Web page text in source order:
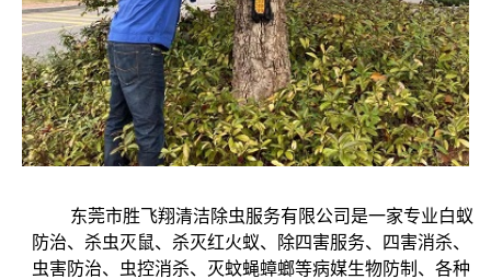
东莞市胜飞翔清洁除虫服务有限公司是一家专业白蚁
防治、杀虫灭鼠、杀灭红火蚁、除四害服务、四害消杀、
虫害防治、虫控消杀、灭蚊蝇蟑螂等病媒生物防制、各种